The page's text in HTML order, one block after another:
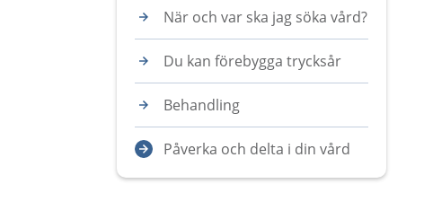
När och var ska jag söka vård?
Du kan förebygga trycksår
Behandling
Påverka och delta i din vård